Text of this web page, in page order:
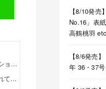
【画像】斉藤由貴そっくりな娘 水嶋凜のスケバン刑事風ショットがこちらｗｗｗ 他
【悲報】推しJCアイドル、ファンにゴキブリ以下認定されてしまうｗｗｗｗ 他
【8/10発
No.16」表
高鶴桃羽
【8/6発売
年 36・37